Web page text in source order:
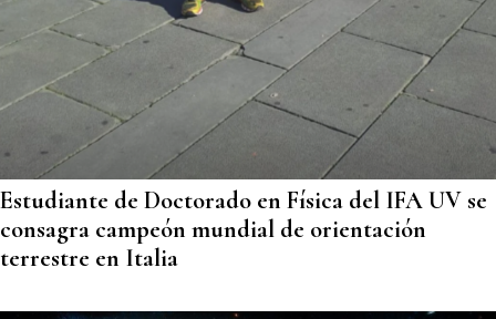
Estudiante de Doctorado en Física del IFA UV se
consagra campeón mundial de orientación
terrestre en Italia